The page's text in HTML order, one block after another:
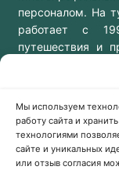
Мы используем
работу сайта и
технологиями
сайте и уникальных
или отзыв согласия
персоналом. На
работает с
путешествия и